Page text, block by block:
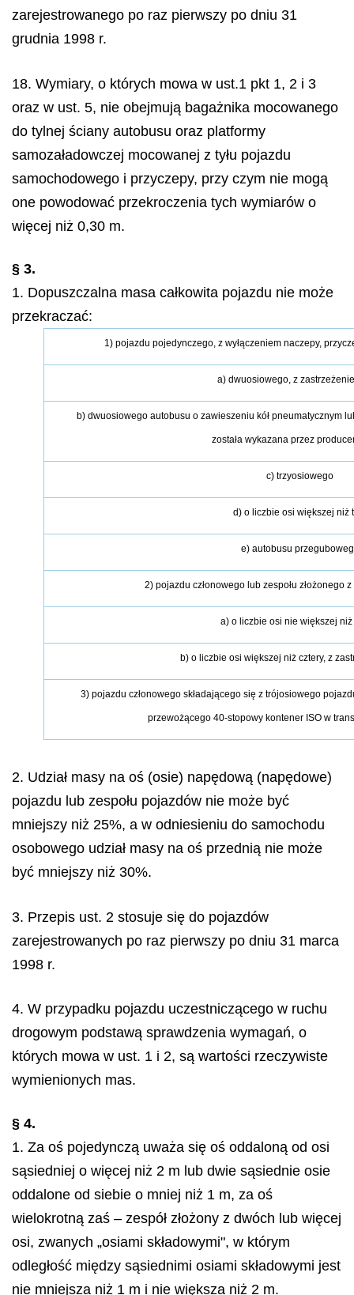
zarejestrowanego po raz pierwszy po dniu 31
grudnia 1998 r.
18. Wymiary, o których mowa w ust.1 pkt 1, 2 i 3
oraz w ust. 5, nie obejmują bagażnika mocowanego
do tylnej ściany autobusu oraz platformy
samozaładowczej mocowanej z tyłu pojazdu
samochodowego i przyczepy, przy czym nie mogą
one powodować przekroczenia tych wymiarów o
więcej niż 0,30 m.
§ 3.
1. Dopuszczalna masa całkowita pojazdu nie może
przekraczać:
1) pojazdu pojedynczego, z wyłączeniem naczepy,
a) dwuosiowego, z
b) dwuosiowego autobusu o zawieszeniu kół pneumatycznym
została wykazana przez
c) trzyosiowego
d) o liczbie osi większej niż
e) autobusu
2) pojazdu członowego lub zespołu złożonego
a) o liczbie osi nie większej niż
b) o liczbie osi większej niż cztery, z
3) pojazdu członowego składającego się z trójosiowego
przewożącego 40-stopowy kontener ISO w
2. Udział masy na oś (osie) napędową (napędowe)
pojazdu lub zespołu pojazdów nie może być
mniejszy niż 25%, a w odniesieniu do samochodu
osobowego udział masy na oś przednią nie może
być mniejszy niż 30%.
3. Przepis ust. 2 stosuje się do pojazdów
zarejestrowanych po raz pierwszy po dniu 31 marca
1998 r.
4. W przypadku pojazdu uczestniczącego w ruchu
drogowym podstawą sprawdzenia wymagań, o
których mowa w ust. 1 i 2, są wartości rzeczywiste
wymienionych mas.
§ 4.
1. Za oś pojedynczą uważa się oś oddaloną od osi
sąsiedniej o więcej niż 2 m lub dwie sąsiednie osie
oddalone od siebie o mniej niż 1 m, za oś
wielokrotną zaś – zespół złożony z dwóch lub więcej
osi, zwanych „osiami składowymi", w którym
odległość między sąsiednimi osiami składowymi jest
nie mniejsza niż 1 m i nie większa niż 2 m.